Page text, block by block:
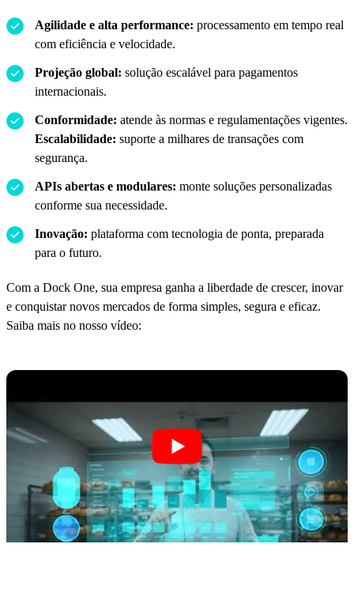
Agilidade e alta performance: processamento em tempo real
com eficiência e velocidade.
Projeção global: solução escalável para pagamentos
internacionais.
Conformidade: atende às normas e regulamentações vigentes.
Escalabilidade: suporte a milhares de transações com
segurança.
APIs abertas e modulares: monte soluções personalizadas
conforme sua necessidade.
Inovação: plataforma com tecnologia de ponta, preparada
para o futuro.
Com a Dock One, sua empresa ganha a liberdade de crescer, inovar
e conquistar novos mercados de forma simples, segura e eficaz.
Saiba mais no nosso vídeo: